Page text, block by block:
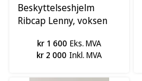
Beskyttelseshjelm
Ribcap Lenny, voksen
kr 1 600 Eks. MVA
kr 2 000 Inkl. MVA